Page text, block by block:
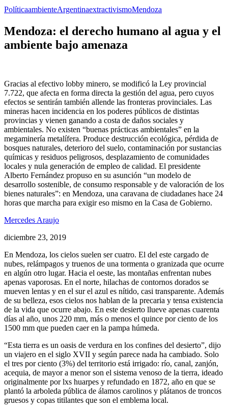
PolíticaambienteArgentinaextractivismoMendoza
Mendoza: el derecho humano al agua y el
ambiente bajo amenaza
Gracias al efectivo lobby minero, se modificó la Ley provincial
7.722, que afecta en forma directa la gestión del agua, pero cuyos
efectos se sentirán también allende las fronteras provinciales. Las
mineras hacen incidencia en los poderes públicos de distintas
provincias y vienen ganando a costa de daños sociales y
ambientales. No existen “buenas prácticas ambientales” en la
megaminería metalífera. Produce destrucción ecológica, pérdida de
bosques naturales, deterioro del suelo, contaminación por sustancias
químicas y residuos peligrosos, desplazamiento de comunidades
locales y nula generación de empleo de calidad. El presidente
Alberto Fernández propuso en su asunción “un modelo de
desarrollo sostenible, de consumo responsable y de valoración de los
bienes naturales”: en Mendoza, una caravana de ciudadanes hace 24
horas que marcha para exigir eso mismo en la Casa de Gobierno.
Mercedes Araujo
diciembre 23, 2019
En Mendoza, los cielos suelen ser cuatro. El del este cargado de
nubes, relámpagos y truenos de una tormenta o granizada que ocurre
en algún otro lugar. Hacia el oeste, las montañas enfrentan nubes
apenas vaporosas. En el norte, hilachas de contornos dorados se
mueven lentas y en el sur el azul es nítido, casi transparente. Además
de su belleza, esos cielos nos hablan de la precaria y tensa existencia
de la vida que ocurre abajo. En este desierto llueve apenas cuarenta
días al año, unos 220 mm, más o menos el quince por ciento de los
1500 mm que pueden caer en la pampa húmeda.
“Esta tierra es un oasis de verdura en los confines del desierto”, dijo
un viajero en el siglo XVII y según parece nada ha cambiado. Solo
el tres por ciento (3%) del territorio está irrigado: río, canal, zanjón,
acequia, de mayor a menor son el sistema venoso de la tierra, ideado
originalmente por lxs huarpes y refundado en 1872, año en que se
plantó la arboleda pública de álamos carolinos y plátanos de troncos
gruesos y copas titilantes que son el emblema local.